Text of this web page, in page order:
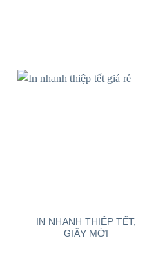
IN NHANH THIỆP TẾT,
GIẤY MỜI